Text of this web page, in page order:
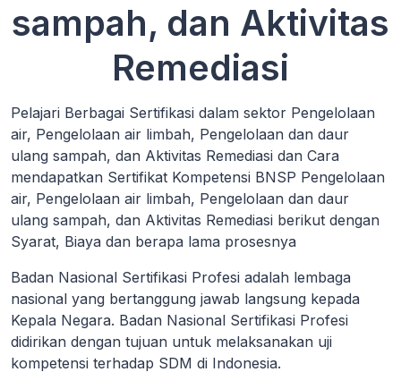
sampah, dan Aktivitas
Remediasi
Pelajari Berbagai Sertifikasi dalam sektor Pengelolaan
air, Pengelolaan air limbah, Pengelolaan dan daur
ulang sampah, dan Aktivitas Remediasi dan Cara
mendapatkan Sertifikat Kompetensi BNSP Pengelolaan
air, Pengelolaan air limbah, Pengelolaan dan daur
ulang sampah, dan Aktivitas Remediasi berikut dengan
Syarat, Biaya dan berapa lama prosesnya
Badan Nasional Sertifikasi Profesi adalah lembaga
nasional yang bertanggung jawab langsung kepada
Kepala Negara. Badan Nasional Sertifikasi Profesi
didirikan dengan tujuan untuk melaksanakan uji
kompetensi terhadap SDM di Indonesia.